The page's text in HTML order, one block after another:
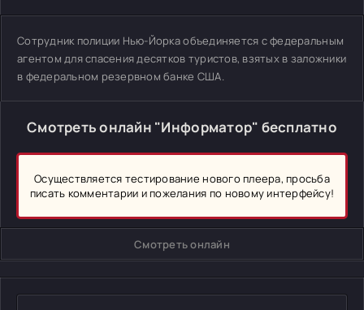
Сотрудник полиции Нью-Йорка объединяется с федеральным
агентом для спасения десятков туристов, взятых в заложники
в федеральном резервном банке США.
Смотреть онлайн "Информатор" бесплатно
Осуществляется тестирование нового плеера, просьба
писать комментарии и пожелания по новому интерфейсу!
Смотреть онлайн